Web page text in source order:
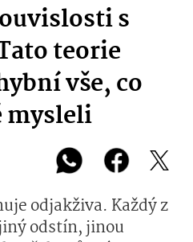
s
teorie
vše, co
mysleli
odjakživa. Každý z
odstín, jinou